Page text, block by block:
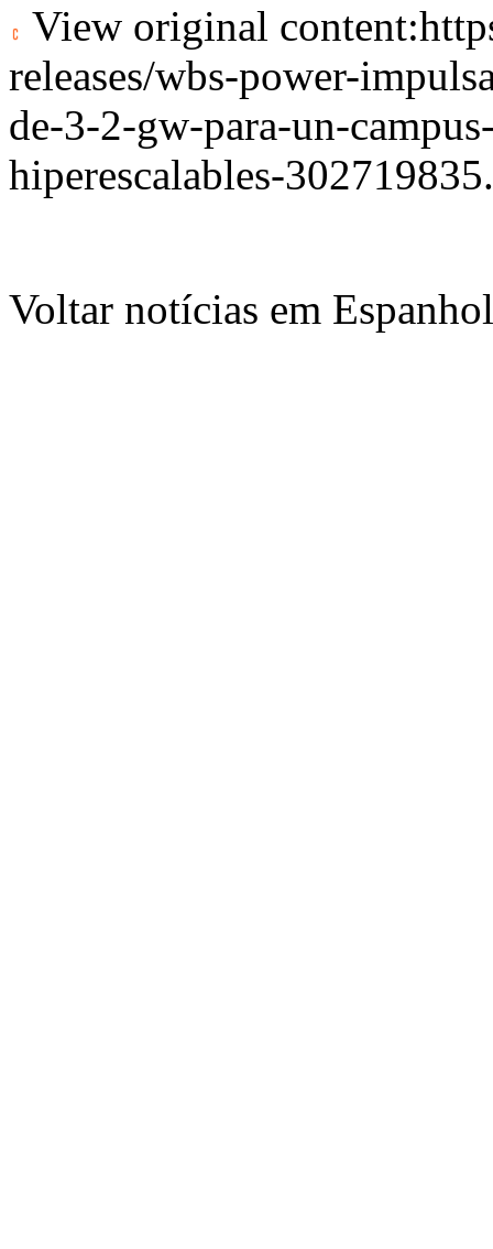
View original content:
releases/wbs-power-
de-3-2-gw-para-un-
hiperescalables-
Voltar notícias em Espanhol